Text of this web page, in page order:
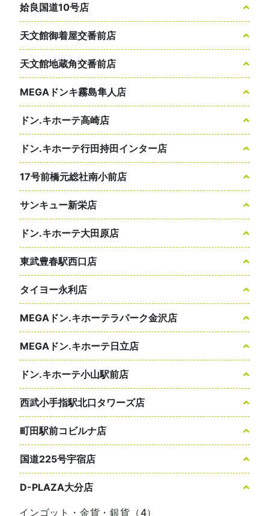
姶良国道10号店
天文館御着屋交番前店
天文館地蔵角交番前店
MEGAドンキ霧島隼人店
ドン.キホーテ高崎店
ドン.キホーテ行田持田インター店
17号前橋元総社南小前店
サンキュー新栄店
ドン.キホーテ大田原店
東武豊春駅西口店
タイヨー永利店
MEGAドン.キホーテラパーク金沢店
MEGAドン.キホーテ日立店
ドン.キホーテ小山駅前店
西武小手指駅北口タワーズ店
町田駅前コビルナ店
国道225号宇宿店
D-PLAZA大分店
インゴット・金貨・銀貨（4）